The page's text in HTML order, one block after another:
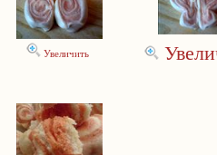
Увеличить